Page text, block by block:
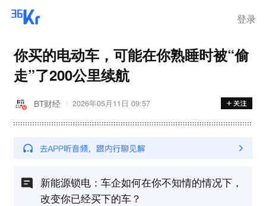
登录
你买的电动车，可能在你熟睡时被“偷
走”了200公里续航
BT财经 2026年05月11日 09:57
新能源锁电：车企如何在你不知情的情况下，
改变你已经买下的车？